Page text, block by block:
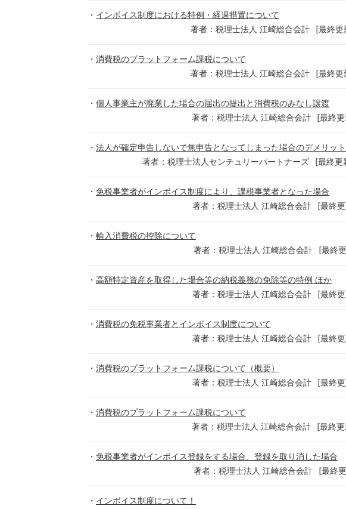
インボイス制度における特例・経過措置について
著者：税理士法人 江崎総合会計
[最終
消費税のプラットフォーム課税について
著者：税理士法人 江崎総合会計
[最終
個人事業主が廃業した場合の届出の提出と消費税のみなし譲渡
著者：税理士法人 江崎総合会計
[最終
法人が確定申告しないで無申告となってしまった場合のデメリット
著者：税理士法人センチュリーパートナーズ
[最終
免税事業者がインボイス制度により、課税事業者となった場合
著者：税理士法人 江崎総合会計
[最終
輸入消費税の控除について
著者：税理士法人 江崎総合会計
[最終
高額特定資産を取得した場合等の納税義務の免除等の特例 ほか
著者：税理士法人 江崎総合会計
[最終
消費税の免税事業者とインボイス制度について
著者：税理士法人 江崎総合会計
[最終
消費税のプラットフォーム課税について（概要）
著者：税理士法人 江崎総合会計
[最終
消費税のプラットフォーム課税について
著者：税理士法人 江崎総合会計
[最終
免税事業者がインボイス登録をする場合、登録を取り消した場合
著者：税理士法人 江崎総合会計
[最終
インボイス制度について！